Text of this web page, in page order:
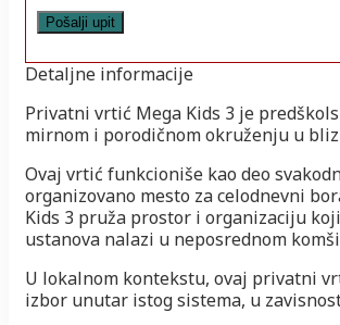
Detaljne informacije
Privatni vrtić Mega Kids 3 je
mirnom i porodičnom okruženju u
Ovaj vrtić funkcioniše kao deo
organizovano mesto za celodnevni
Kids 3 pruža prostor i organizaciju
ustanova nalazi u neposrednom
U lokalnom kontekstu, ovaj privatni
izbor unutar istog sistema, u